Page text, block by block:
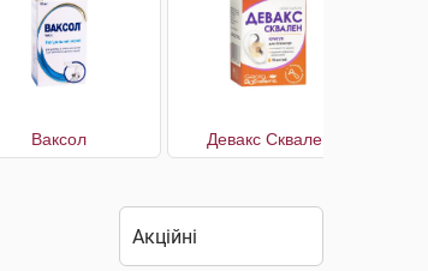
Ваксол Девакс Сквален